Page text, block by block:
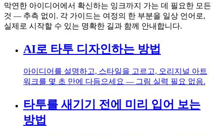
막연한 아이디어에서 확신하는 잉크까지 가는 데 필요한 모든
것 — 추측 없이. 각 가이드는 여정의 한 부분을 일상 언어로,
실제로 시작할 수 있는 명확한 길과 함께 안내합니다.
AI로 타투 디자인하는 방법
아이디어를 설명하고, 스타일을 고르고, 오리지널 아트
워크를 몇 초 만에 다듬으세요 — 그림 실력 필요 없음.
타투를 새기기 전에 미리 입어 보는
방법